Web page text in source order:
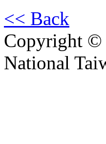
<< Back
Copyright ©
National